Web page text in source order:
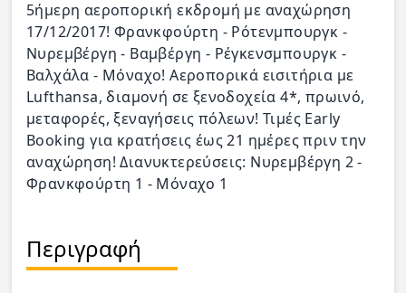
5ήμερη αεροπορική εκδρομή με αναχώρηση
17/12/2017! Φρανκφούρτη - Ρότενμπουργκ -
Νυρεμβέργη - Βαμβέργη - Ρέγκενσμπουργκ -
Βαλχάλα - Μόναχο! Αεροπορικά εισιτήρια με
Lufthansa, διαμονή σε ξενοδοχεία 4*, πρωινό,
μεταφορές, ξεναγήσεις πόλεων! Τιμές Early
Booking για κρατήσεις έως 21 ημέρες πριν την
αναχώρηση! Διανυκτερεύσεις: Νυρεμβέργη 2 -
Φρανκφούρτη 1 - Μόναχο 1
Περιγραφή